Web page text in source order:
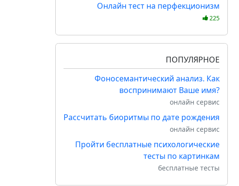
Онлайн тест на перфекционизм
225
ПОПУЛЯРНОЕ
Фоносемантический анализ. Как
воспринимают Ваше имя?
онлайн сервис
Рассчитать биоритмы по дате рождения
онлайн сервис
Пройти бесплатные психологические
тесты по картинкам
бесплатные тесты